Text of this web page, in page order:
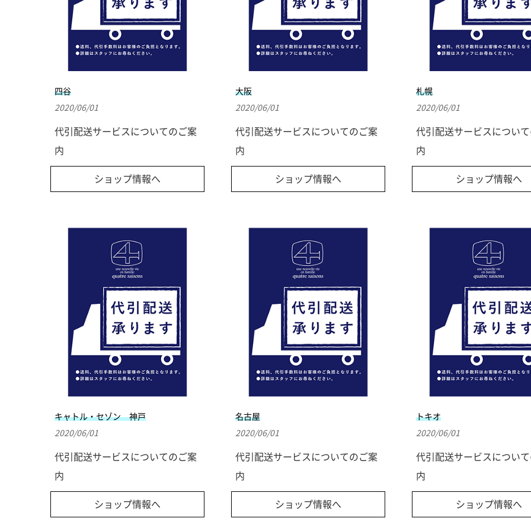
四谷
2020/06/01
代引配送サービスについてのご案
内
ショップ情報へ
大阪
2020/06/01
代引配送サービスについてのご案
内
ショップ情報へ
札幌
2020/06/01
代引配送サービスについ
内
ショップ情報へ
キャトル・セゾン 神戸
2020/06/01
代引配送サービスについてのご案
内
ショップ情報へ
名古屋
2020/06/01
代引配送サービスについてのご案
内
ショップ情報へ
トキオ
2020/06/01
代引配送サービスについ
内
ショップ情報へ